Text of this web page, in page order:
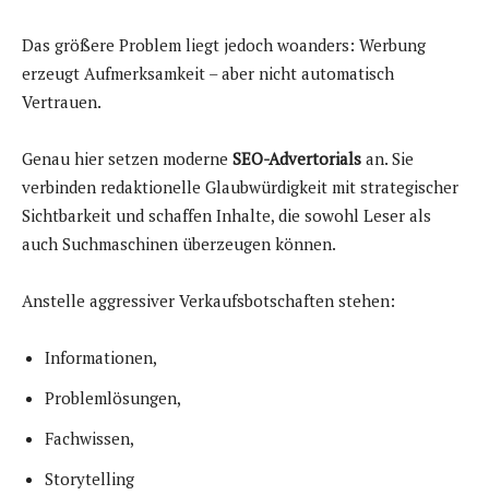
Das größere Problem liegt jedoch woanders: Werbung
erzeugt Aufmerksamkeit – aber nicht automatisch
Vertrauen.
Genau hier setzen moderne SEO-Advertorials an. Sie
verbinden redaktionelle Glaubwürdigkeit mit strategischer
Sichtbarkeit und schaffen Inhalte, die sowohl Leser als
auch Suchmaschinen überzeugen können.
Anstelle aggressiver Verkaufsbotschaften stehen:
Informationen,
Problemlösungen,
Fachwissen,
Storytelling